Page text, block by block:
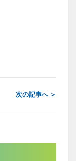
次の記事へ ＞